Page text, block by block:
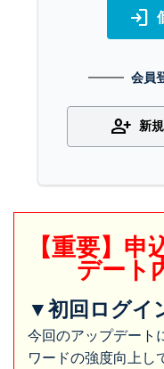
login
会員
person_add 新
【重要】
デート
▼初回ログイ
今回のアップデート
ワードの強度向上し